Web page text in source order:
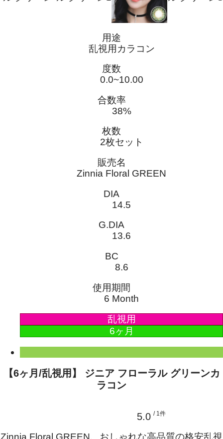
用途
乱視用カラコン
度数
0.0~10.00
合数率
38%
枚数
2枚セット
販売名
Zinnia Floral GREEN
DIA
14.5
G.DIA
13.6
BC
8.6
使用期間
6 Month
乱視用
6ヶ月
【6ヶ月/乱視用】 ジニア フローラル グリーンカ
ラコン
/ 1件
5.0